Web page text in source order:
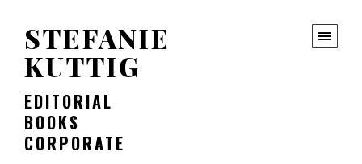
STEFANIE
KUTTIG
EDITORIAL
BOOKS
CORPORATE